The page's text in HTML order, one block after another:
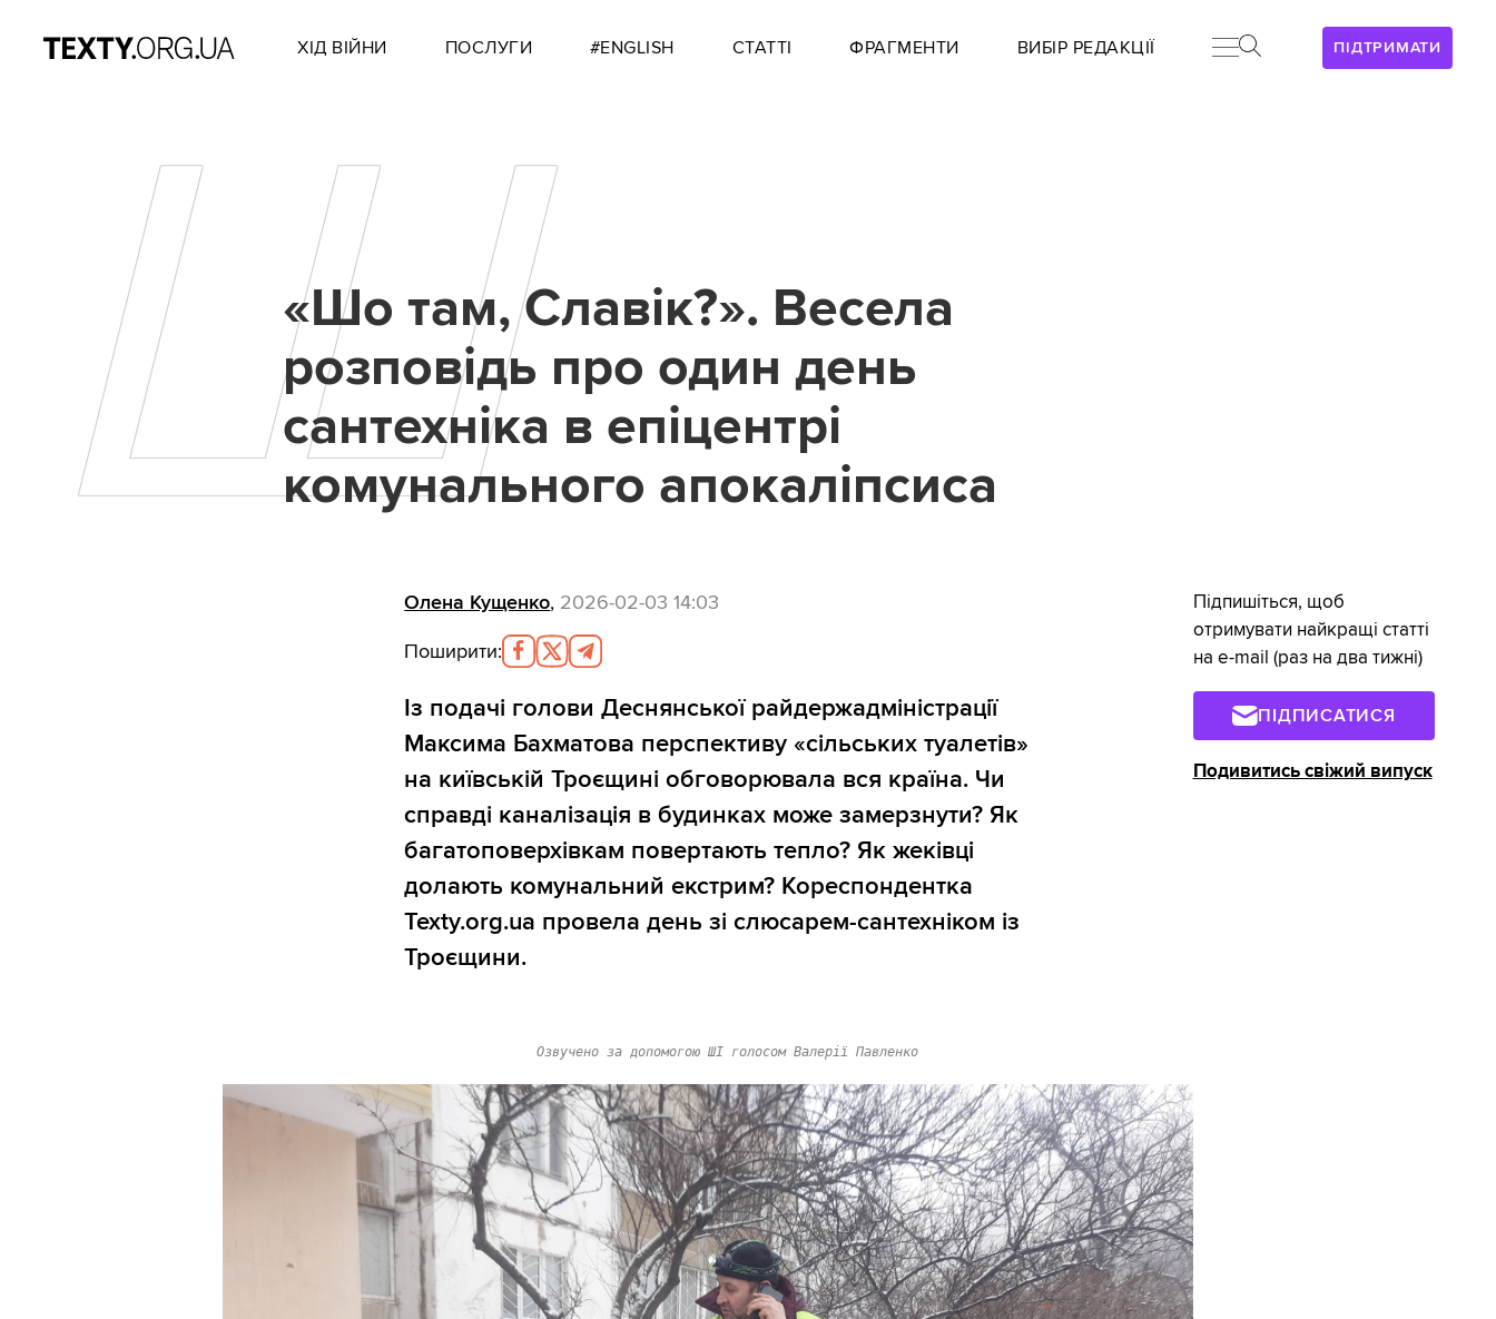
ПІДТРИМАТИ
ХІД ВІЙНИ ПОСЛУГИ #ENGLISH СТАТТІ ФРАГМЕНТИ ВИБІР РЕДАКЦІЇ
Ш
«Шо там, Славік?». Весела
розповідь про один день
сантехніка в епіцентрі
комунального апокаліпсиса
Олена Кущенко, 2026-02-03 14:03
Поширити:
Із подачі голови Деснянської райдержадміністрації
Максима Бахматова перспективу «сільських туалетів»
на київській Троєщині обговорювала вся країна. Чи
справді каналізація в будинках може замерзнути? Як
багатоповерхівкам повертають тепло? Як жеківці
долають комунальний екстрим? Кореспондентка
Texty.org.ua провела день зі слюсарем-сантехніком із
Троєщини.
Озвучено за допомогою ШІ голосом Валерії Павленко
Підпишіться, щоб
отримувати найкращі статті
на e-mail (раз на два тижні)
ПІДПИСАТИСЯ
Подивитись свіжий випуск